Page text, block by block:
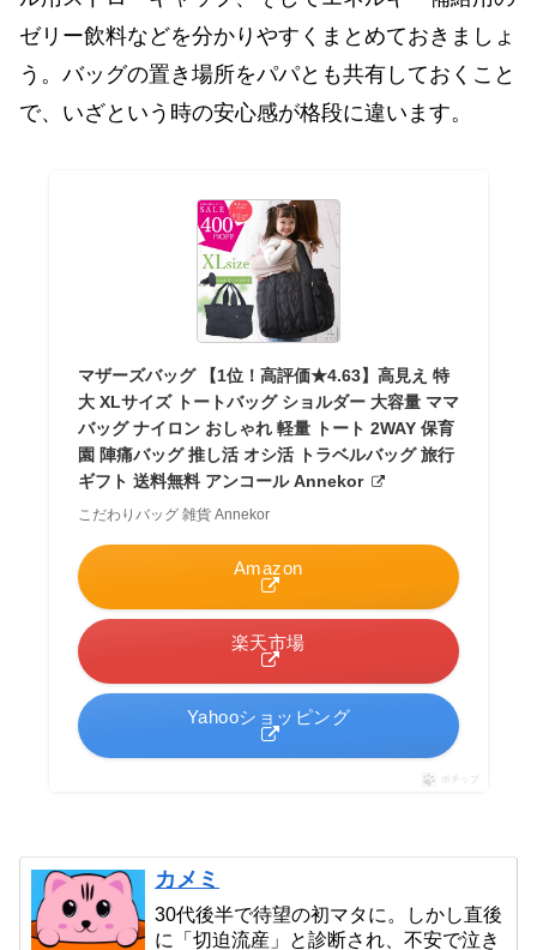
ゼリー飲料などを分かりやすくまとめておきましょ
う。バッグの置き場所をパパとも共有しておくこと
で、いざという時の安心感が格段に違います。
マザーズバッグ 【1位！高評価★4.63】高見え 特
大 XLサイズ トートバッグ ショルダー 大容量 ママ
バッグ ナイロン おしゃれ 軽量 トート 2WAY 保育
園 陣痛バッグ 推し活 オシ活 トラベルバッグ 旅行
ギフト 送料無料 アンコール Annekor
こだわりバッグ 雑貨 Annekor
Amazon
楽天市場
Yahooショッピング
ポチップ
カメミ
30代後半で待望の初マタに。しかし直後
に「切迫流産」と診断され、不安で泣き